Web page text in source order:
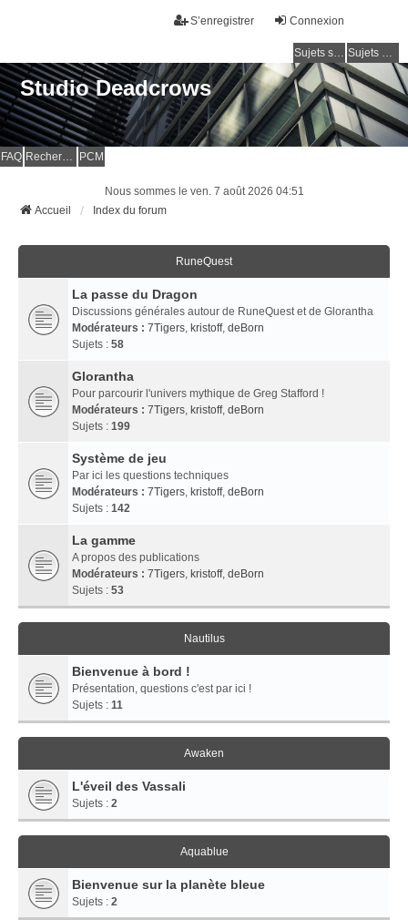
Connexion
S’enregistrer
Sujets sans réponse Sujets actifs
Studio Deadcrows
FAQ Rechercher PCM
Nous sommes le ven. 7 août 2026 04:51
Accueil
Index du forum
RuneQuest
La passe du Dragon
Discussions générales autour de RuneQuest et de Glorantha
Modérateurs : 7Tigers, kristoff, deBorn
Sujets : 58
Glorantha
Pour parcourir l'univers mythique de Greg Stafford !
Modérateurs : 7Tigers, kristoff, deBorn
Sujets : 199
Système de jeu
Par ici les questions techniques
Modérateurs : 7Tigers, kristoff, deBorn
Sujets : 142
La gamme
A propos des publications
Modérateurs : 7Tigers, kristoff, deBorn
Sujets : 53
Nautilus
Bienvenue à bord !
Présentation, questions c'est par ici !
Sujets : 11
Awaken
L'éveil des Vassali
Sujets : 2
Aquablue
Bienvenue sur la planète bleue
Sujets : 2